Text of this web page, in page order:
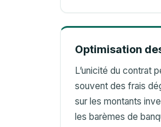
Optimisation
L’unicité du contrat
souvent des frais
sur les montants
les barèmes de